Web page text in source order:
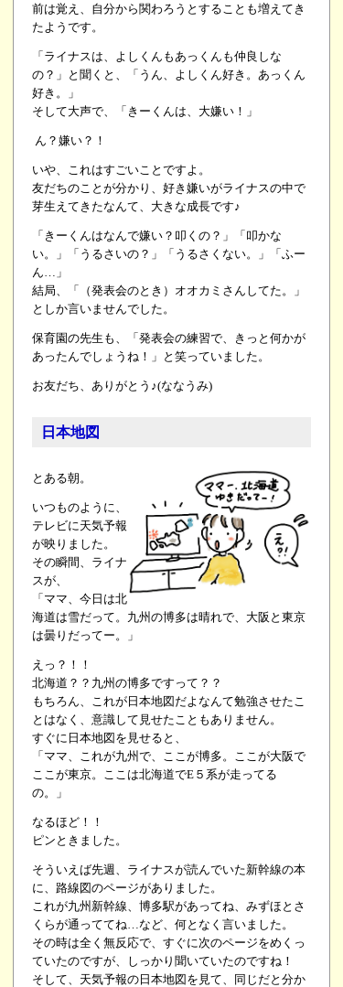
前は覚え、自分から関わろうとすることも増えてき
たようです。
「ライナスは、よしくんもあっくんも仲良しな
の？」と聞くと、「うん、よしくん好き。あっくん
好き。」
そして大声で、「きーくんは、大嫌い！」
ん？嫌い？！
いや、これはすごいことですよ。
友だちのことが分かり、好き嫌いがライナスの中で
芽生えてきたなんて、大きな成長です♪
「きーくんはなんで嫌い？叩くの？」「叩かな
い。」「うるさいの？」「うるさくない。」「ふー
ん…」
結局、「（発表会のとき）オオカミさんしてた。」
としか言いませんでした。
保育園の先生も、「発表会の練習で、きっと何かが
あったんでしょうね！」と笑っていました。
お友だち、ありがとう♪(ななうみ)
日本地図
とある朝。
いつものように、
テレビに天気予報
が映りました。
その瞬間、ライナ
スが、
「ママ、今日は北
海道は雪だって。九州の博多は晴れで、大阪と東京
は曇りだってー。」
えっ？！！
北海道？？九州の博多ですって？？
もちろん、これが日本地図だよなんて勉強させたこ
とはなく、意識して見せたこともありません。
すぐに日本地図を見せると、
「ママ、これが九州で、ここが博多。ここが大阪で
ここが東京。ここは北海道でE５系が走ってる
の。」
なるほど！！
ピンときました。
そういえば先週、ライナスが読んでいた新幹線の本
に、路線図のページがありました。
これが九州新幹線、博多駅があってね、みずほとさ
くらが通っててね…など、何となく言いました。
その時は全く無反応で、すぐに次のページをめくっ
ていたのですが、しっかり聞いていたのですね！
そして、天気予報の日本地図を見て、同じだと分か